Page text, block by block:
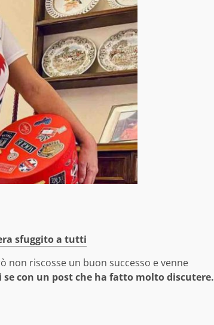
sfuggito a tutti
non riscosse un buon successo e venne
con un post che ha fatto molto discutere.